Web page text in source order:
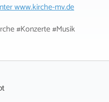
www.kirche-mv.de
#Konzerte #Musik